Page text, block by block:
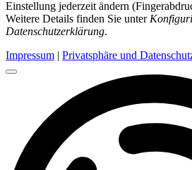
Einstellung jederzeit ändern
Weitere Details finden Sie unter
Datenschutzerklärung.
Impressum | Privatsphäre und